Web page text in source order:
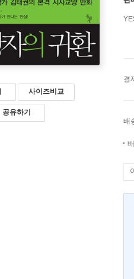
사이즈비교
공유하기
결
배